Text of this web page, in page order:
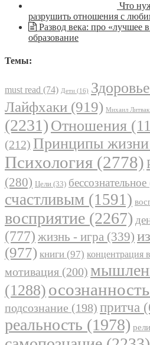
Что
разрушить отношения с
Развод века: про «лучшее
образование
Темы:
must read (74) Дети (16) Здоровье
Лайфхаки (919) Михаил Литвак
(2231) Отношения
(212) Принципы жизни
Психология (2778)
(280) Цели (33) бессознательное
счастливым (1591)
восприятие (2267)
(777) жизнь - игра (339)
(977) книги (97) концентрация
мотивация (200)
(1288) осознанность
подсознание (198) притча
реальность (1978)